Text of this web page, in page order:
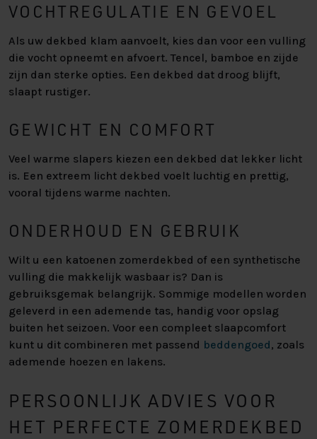
VOCHTREGULATIE EN GEVOEL
Als uw dekbed klam aanvoelt, kies dan voor een vulling
die vocht opneemt en afvoert. Tencel, bamboe en zijde
zijn dan sterke opties. Een dekbed dat droog blijft,
slaapt rustiger.
GEWICHT EN COMFORT
Veel warme slapers kiezen een dekbed dat lekker licht
is. Een extreem licht dekbed voelt luchtig en prettig,
vooral tijdens warme nachten.
ONDERHOUD EN GEBRUIK
Wilt u een katoenen zomerdekbed of een synthetische
vulling die makkelijk wasbaar is? Dan is
gebruiksgemak belangrijk. Sommige modellen worden
geleverd in een ademende tas, handig voor opslag
buiten het seizoen. Voor een compleet slaapcomfort
kunt u dit combineren met passend beddengoed, zoals
ademende hoezen en lakens.
PERSOONLIJK ADVIES VOOR
HET PERFECTE ZOMERDEKBED